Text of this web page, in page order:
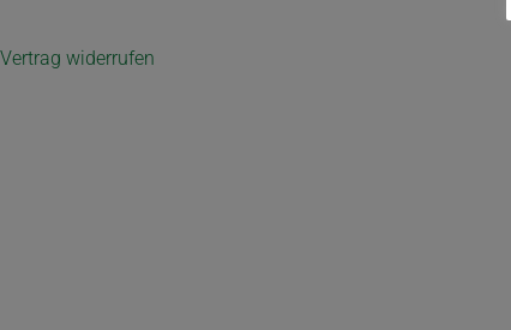
Vertrag widerrufen